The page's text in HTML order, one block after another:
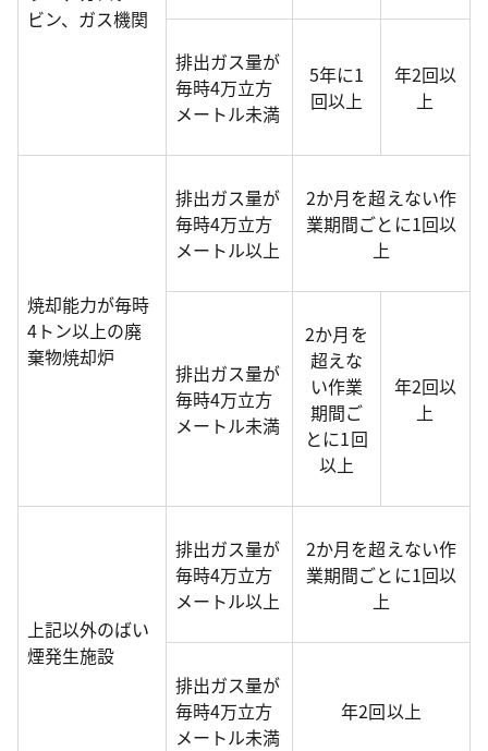
ビン、ガス機関
排出ガス量が
毎時4万立方
メートル未満
5年に1
回以上
年2回以
上
焼却能力が毎時
4トン以上の廃
棄物焼却炉
排出ガス量が
毎時4万立方
メートル以上
2か月を超えない作
業期間ごとに1回以
上
排出ガス量が
毎時4万立方
メートル未満
2か月を
超えな
い作業
期間ご
とに1回
以上
年2回以
上
上記以外のばい
煙発生施設
排出ガス量が
毎時4万立方
メートル以上
2か月を超えない作
業期間ごとに1回以
上
排出ガス量が
毎時4万立方
メートル未満
年2回以上